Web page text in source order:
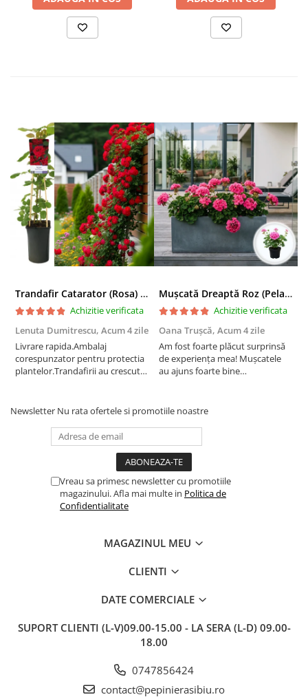
Trandafir Catarator (Rosa) Red Climber - 75cm
Achizitie verificata
Lenuta Dumitrescu, Acum 4 zile
Livrare rapida.Ambalaj
corespunzator pentru protectia
plantelor.Trandafirii au crescut
Mușcată Dreaptă Roz (Pelargonium Zonale)
Achizitie verificata
Oana Trușcă, Acum 4 zile
Am fost foarte plăcut surprinsă
de experiența mea! Mușcatele
au ajuns foarte bine
transportului. Se vede că au fost
Newsletter Nu rata ofertele si promotiile noastre
Vreau sa primesc newsletter cu promotiile
magazinului. Afla mai multe in Politica de
Confidentialitate
MAGAZINUL MEU
CLIENTI
DATE COMERCIALE
SUPORT CLIENTI (L-V)09.00-15.00 - LA SERA (L-D) 09.00-
18.00
0747856424
contact@pepinierasibiu.ro